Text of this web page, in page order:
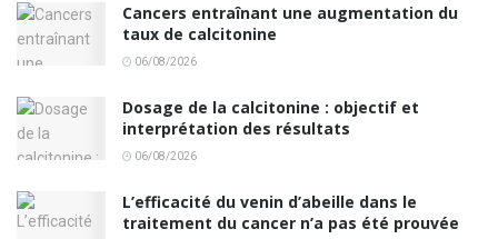
Cancers entraînant une augmentation du
taux de calcitonine
06/08/2026
Dosage de la calcitonine : objectif et
interprétation des résultats
06/08/2026
L’efficacité du venin d’abeille dans le
traitement du cancer n’a pas été prouvée